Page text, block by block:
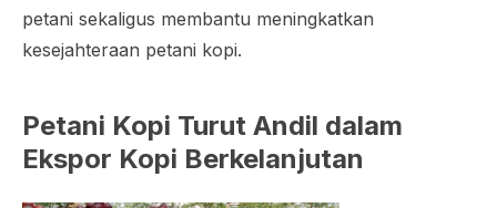
petani sekaligus membantu meningkatkan
kesejahteraan petani kopi.
Petani Kopi Turut Andil dalam
Ekspor Kopi Berkelanjutan